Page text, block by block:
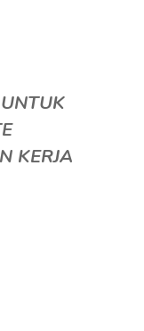
UNTUK
KERJA